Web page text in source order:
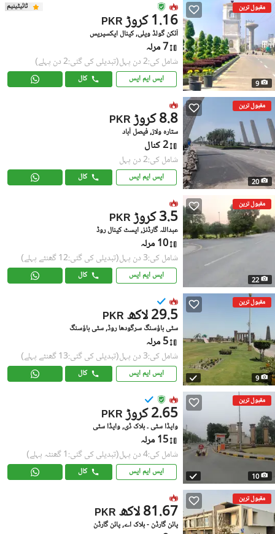
مقبول ترین
9
ٹائیٹینیم
PKR 1.16 کروڑ
آئکن گولڈ ویلی, کینال ایکسپریس
7 مرلہ
شامل کی:2 دن پہل (تبدیلی کی گئی:2 دن پہلے)
ایس ایم ایس کال
مقبول ترین
20
PKR 8.8 کروڑ
ستارہ ولاز, فیصل آباد
2 کنال
شامل کی:2 دن پہل
ایس ایم ایس کال
مقبول ترین
22
PKR 3.5 کروڑ
عبداللہ گارڈنز, ایسٹ کینال روڈ
10 مرلہ
شامل کی:3 دن پہل (تبدیلی کی گئی:12 گھنٹے پہلے)
ایس ایم ایس کال
مقبول ترین
9
PKR 29.5 لاکھ
سٹی ہاؤسنگ سرگودھا روڈ, سٹی ہاؤسنگ
5 مرلہ
شامل کی:3 دن پہل (تبدیلی کی گئی:13 گھنٹے پہلے)
ایس ایم ایس کال
مقبول ترین
10
PKR 2.65 کروڑ
واپڈا سٹی ۔ بلاک ڈی, واپڈا سٹی
15 مرلہ
شامل کی:4 دن پہل (تبدیلی کی گئی:1 گھنٹہ پہلے)
ایس ایم ایس کال
مقبول ترین
PKR 81.67 لاکھ
پائن گارڈن - بلاک اے, پائن گارڈن